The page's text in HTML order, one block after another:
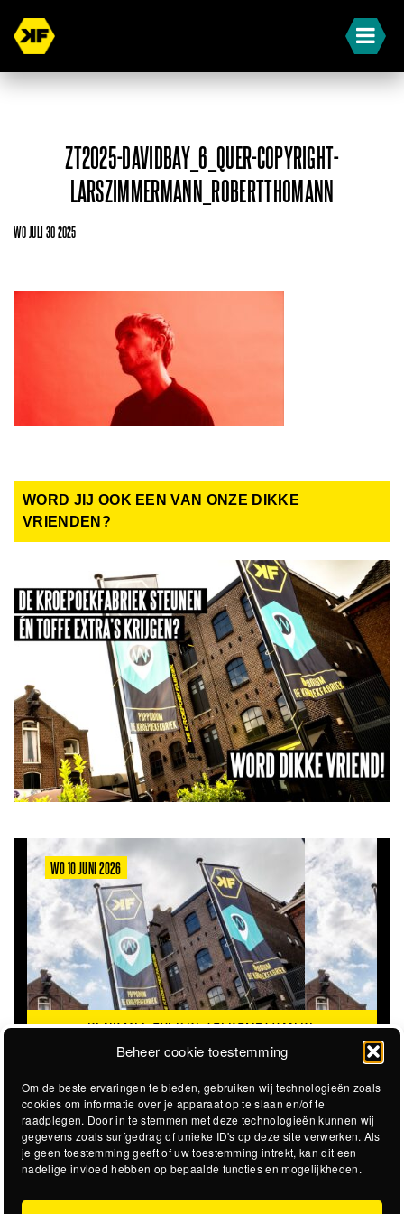
Beheer cookie toestemming
Om de beste ervaringen te bieden, gebruiken wij technologieën zoals
cookies om informatie over je apparaat op te slaan en/of te
raadplegen. Door in te stemmen met deze technologieën kunnen wij
gegevens zoals surfgedrag of unieke ID's op deze site verwerken. Als
je geen toestemming geeft of uw toestemming intrekt, kan dit een
nadelige invloed hebben op bepaalde functies en mogelijkheden.
ZT2025-DAVIDBAY_6_QUER-COPYRIGHT-
LARSZIMMERMANN_ROBERTTHOMANN
WO JULI 30 2025
WORD JIJ OOK EEN VAN ONZE DIKKE
VRIENDEN?
WO 10 JUNI 2026
DENK MEE OVER DE TOEKOMST VAN DE
KROEPOEKFABRIEK